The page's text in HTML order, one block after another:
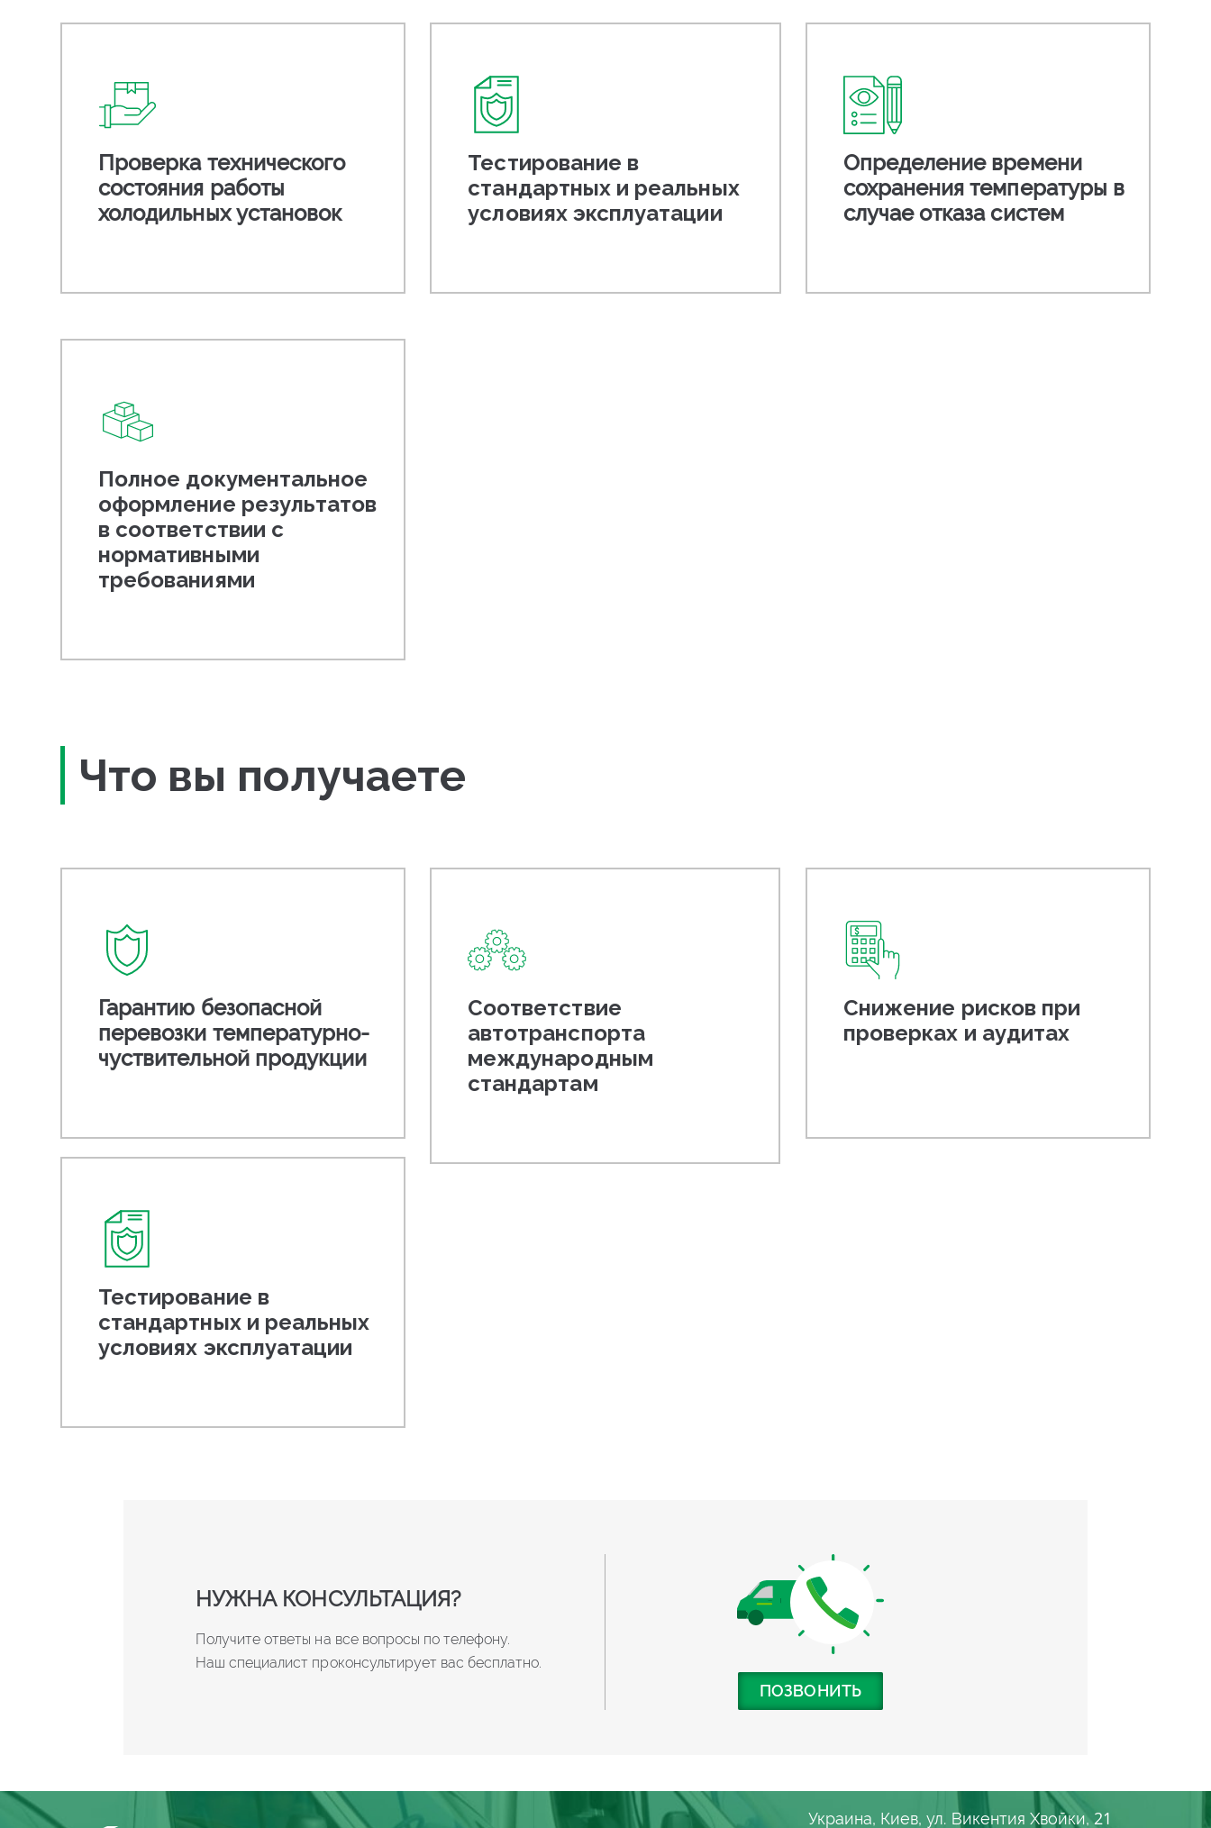
Проверка технического
состояния работы
холодильных установок
Тестирование в
стандартных и реальных
условиях эксплуатации
Определение времени
сохранения температуры в
случае отказа систем
Полное документальное
оформление результатов
в соответствии с
нормативными
требованиями
Что вы получаете
Гарантию безопасной
перевозки температурно-
чуствительной продукции
Тестирование в
стандартных и реальных
условиях эксплуатации
Соответствие
автотранспорта
международным
стандартам
Снижение рисков при
проверках и аудитах
НУЖНА КОНСУЛЬТАЦИЯ?
Получите ответы на все вопросы по телефону.
Наш специалист проконсультирует вас бесплатно.
ПОЗВОНИТЬ
Украина, Киев, ул. Викентия Хвойки,21